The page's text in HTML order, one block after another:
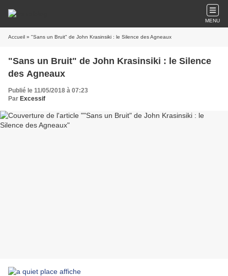
MENU
Accueil » "Sans un Bruit" de John Krasinsiki : le Silence des Agneaux
"Sans un Bruit" de John Krasinsiki : le Silence
des Agneaux
Publié le 11/05/2018 à 07:23
Par Excessif